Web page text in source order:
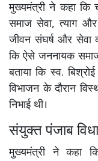
मुख्यमंत्री ने कहा कि
समाज सेवा, त्याग और
जीवन संघर्ष और सेवा
कि ऐसे जननायक
बताया कि स्व.
विभाजन के दौरान
निभाई थी।
संयुक्त पंजाब
मुख्यमंत्री ने कहा